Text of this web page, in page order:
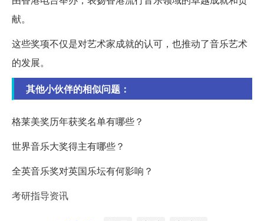
献。
这些奖项不仅是对艺术家成就的认可，也推动了音乐艺术
的发展。
其他小伙伴的相似问题：
格莱美奖历年获奖名单有哪些？
世界音乐大奖得主有哪些？
全英音乐奖对英国乐坛有何影响？
考研指导资讯